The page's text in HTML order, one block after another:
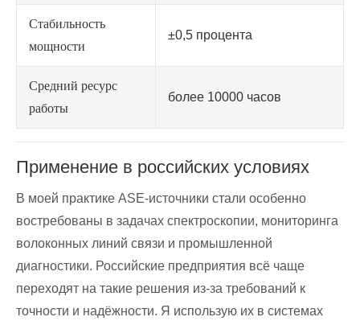
Стабильность
мощности
±0,5 процента
Средний ресурс
работы
более 10000 часов
Применение в российских условиях
В моей практике ASE-источники стали особенно
востребованы в задачах спектроскопии, мониторинга
волоконных линий связи и промышленной
диагностики. Российские предприятия всё чаще
переходят на такие решения из-за требований к
точности и надёжности. Я использую их в системах